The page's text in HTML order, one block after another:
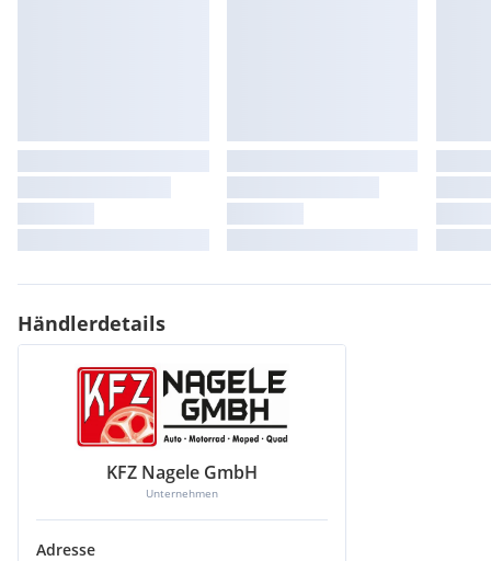
Händlerdetails
KFZ Nagele GmbH
Unternehmen
Adresse